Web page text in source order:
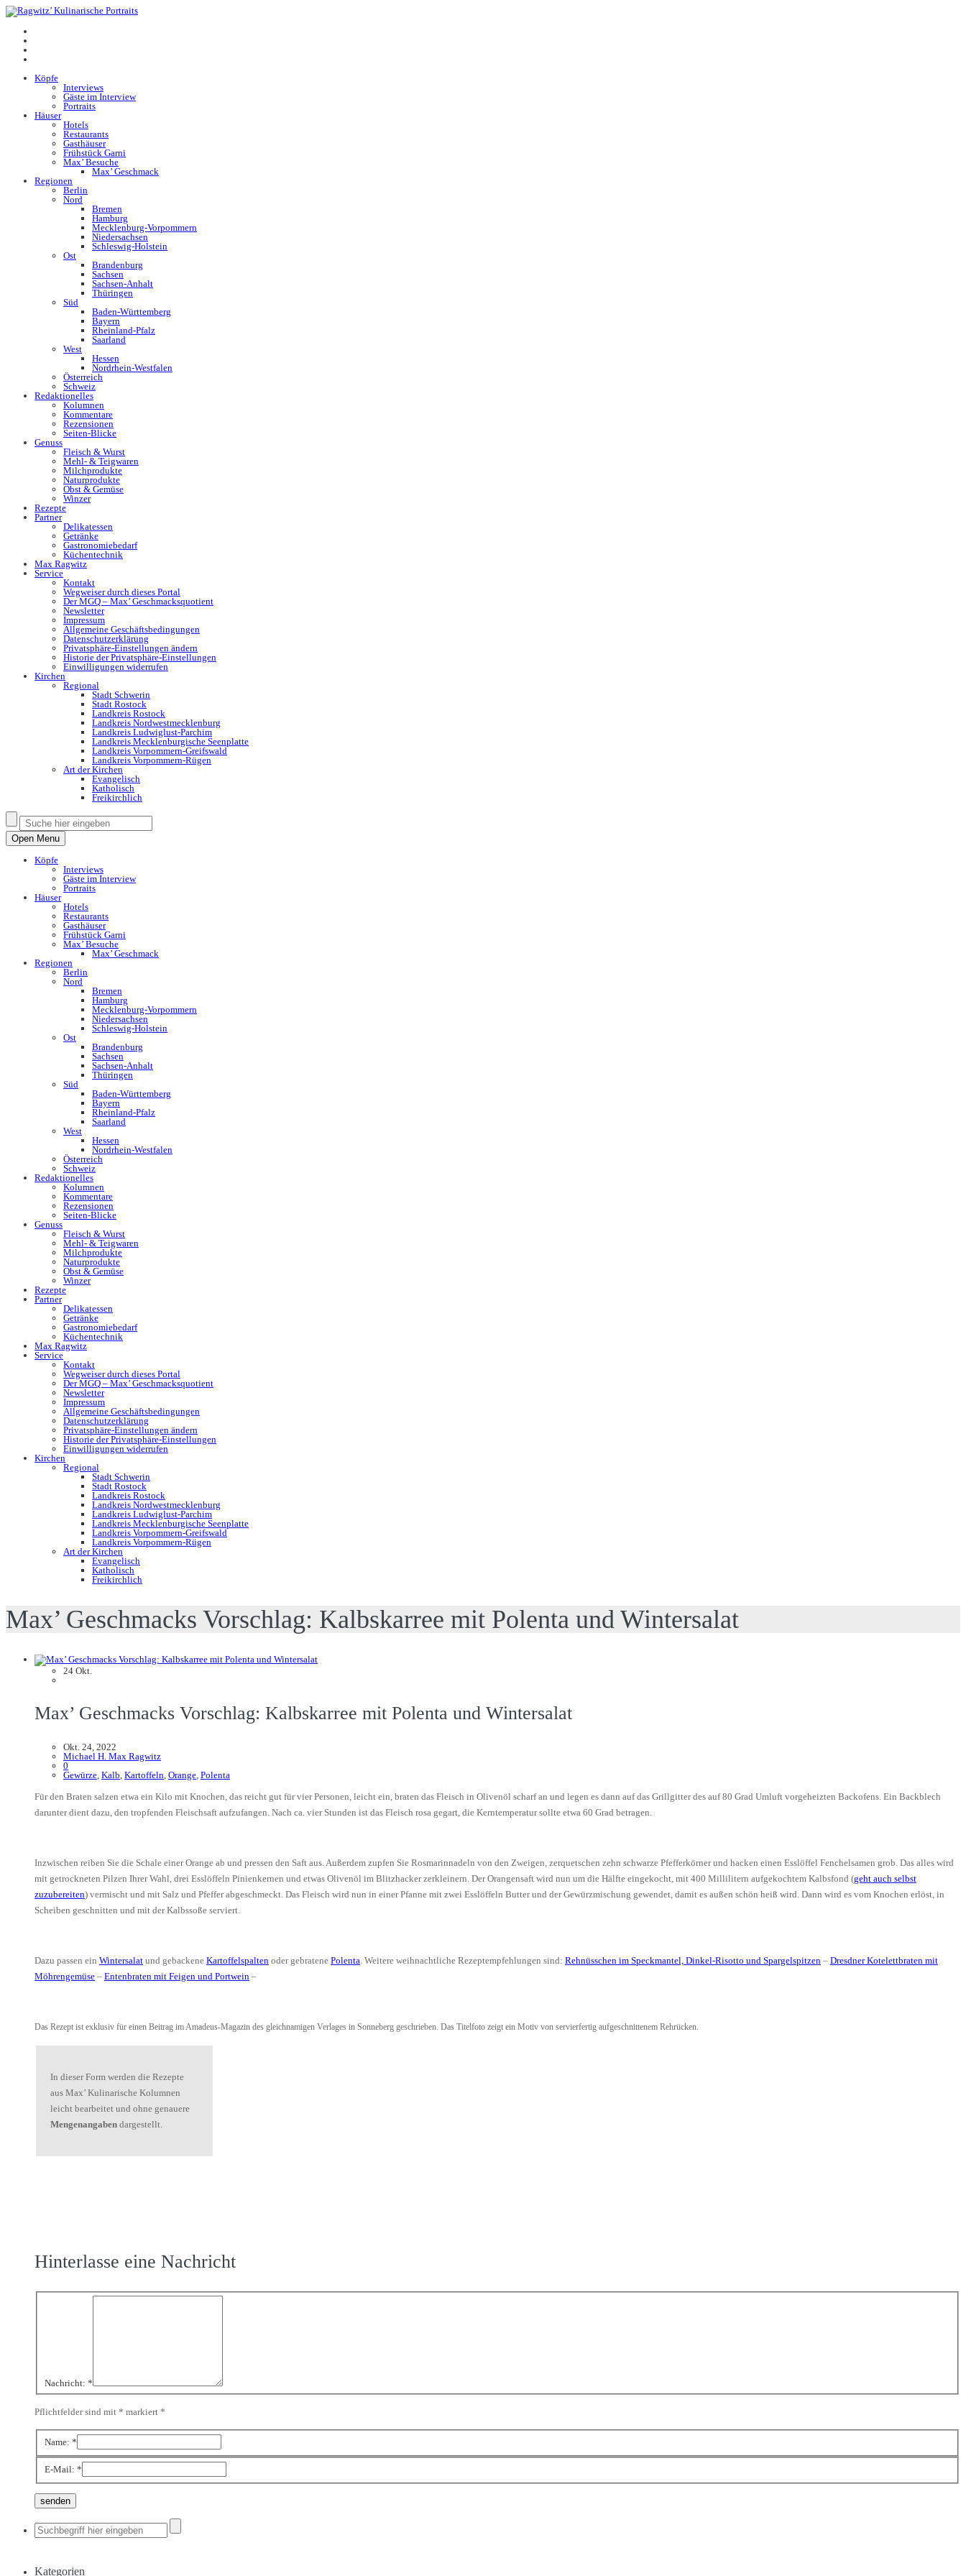
Köpfe
Interviews
Gäste im Interview
Portraits
Häuser
Hotels
Restaurants
Gasthäuser
Frühstück Garni
Max’ Besuche
Max’ Geschmack
Regionen
Berlin
Nord
Bremen
Hamburg
Mecklenburg-Vorpommern
Niedersachsen
Schleswig-Holstein
Ost
Brandenburg
Sachsen
Sachsen-Anhalt
Thüringen
Süd
Baden-Württemberg
Bayern
Rheinland-Pfalz
Saarland
West
Hessen
Nordrhein-Westfalen
Österreich
Schweiz
Redaktionelles
Kolumnen
Kommentare
Rezensionen
Seiten-Blicke
Genuss
Fleisch & Wurst
Mehl- & Teigwaren
Milchprodukte
Naturprodukte
Obst & Gemüse
Winzer
Rezepte
Partner
Delikatessen
Getränke
Gastronomiebedarf
Küchentechnik
Max Ragwitz
Service
Kontakt
Wegweiser durch dieses Portal
Der MGQ – Max’ Geschmacksquotient
Newsletter
Impressum
Allgemeine Geschäftsbedingungen
Datenschutzerklärung
Privatsphäre-Einstellungen ändern
Historie der Privatsphäre-Einstellungen
Einwilligungen widerrufen
Kirchen
Regional
Stadt Schwerin
Stadt Rostock
Landkreis Rostock
Landkreis Nordwestmecklenburg
Landkreis Ludwiglust-Parchim
Landkreis Mecklenburgische Seenplatte
Landkreis Vorpommern-Greifswald
Landkreis Vorpommern-Rügen
Art der Kirchen
Evangelisch
Katholisch
Freikirchlich
Open Menu
Köpfe
Interviews
Gäste im Interview
Portraits
Häuser
Hotels
Restaurants
Gasthäuser
Frühstück Garni
Max’ Besuche
Max’ Geschmack
Regionen
Berlin
Nord
Bremen
Hamburg
Mecklenburg-Vorpommern
Niedersachsen
Schleswig-Holstein
Ost
Brandenburg
Sachsen
Sachsen-Anhalt
Thüringen
Süd
Baden-Württemberg
Bayern
Rheinland-Pfalz
Saarland
West
Hessen
Nordrhein-Westfalen
Österreich
Schweiz
Redaktionelles
Kolumnen
Kommentare
Rezensionen
Seiten-Blicke
Genuss
Fleisch & Wurst
Mehl- & Teigwaren
Milchprodukte
Naturprodukte
Obst & Gemüse
Winzer
Rezepte
Partner
Delikatessen
Getränke
Gastronomiebedarf
Küchentechnik
Max Ragwitz
Service
Kontakt
Wegweiser durch dieses Portal
Der MGQ – Max’ Geschmacksquotient
Newsletter
Impressum
Allgemeine Geschäftsbedingungen
Datenschutzerklärung
Privatsphäre-Einstellungen ändern
Historie der Privatsphäre-Einstellungen
Einwilligungen widerrufen
Kirchen
Regional
Stadt Schwerin
Stadt Rostock
Landkreis Rostock
Landkreis Nordwestmecklenburg
Landkreis Ludwiglust-Parchim
Landkreis Mecklenburgische Seenplatte
Landkreis Vorpommern-Greifswald
Landkreis Vorpommern-Rügen
Art der Kirchen
Evangelisch
Katholisch
Freikirchlich
Max’ Geschmacks Vorschlag: Kalbskarree mit Polenta und Wintersalat
24 Okt.
Max’ Geschmacks Vorschlag: Kalbskarree mit Polenta und Wintersalat
Okt. 24, 2022
Michael H. Max Ragwitz
0
Gewürze Kalb Kartoffeln Orange Polenta
Für den Braten salzen etwa ein Kilo mit Knochen, das reicht gut für vier Personen, leicht ein, braten das Fleisch in Olivenöl scharf an und legen es dann auf das Grillgitter des auf 80 Grad Umluft vorgeheizten Backofens. Ein Backblech
darunter dient dazu, den tropfenden Fleischsaft aufzufangen. Nach ca. vier Stunden ist das Fleisch rosa gegart, die Kerntemperatur sollte etwa 60 Grad betragen.
Inzwischen reiben Sie die Schale einer Orange ab und pressen den Saft aus. Außerdem zupfen Sie Rosmarinnadeln von den Zweigen, zerquetschen zehn schwarze Pfefferkörner und hacken einen Esslöffel Fenchelsamen grob. Das alles wird
mit getrockneten Pilzen Ihrer Wahl, drei Esslöffeln Pinienkernen und etwas Olivenöl im Blitzhacker zerkleinern. Der Orangensaft wird nun um die Hälfte eingekocht, mit 400 Millilitern aufgekochtem Kalbsfond (geht auch selbst
zuzubereiten) vermischt und mit Salz und Pfeffer abgeschmeckt. Das Fleisch wird nun in einer Pfanne mit zwei Esslöffeln Butter und der Gewürzmischung gewendet, damit es außen schön heiß wird. Dann wird es vom Knochen erlöst, in
Scheiben geschnitten und mit der Kalbssoße serviert.
Dazu passen ein Wintersalat und gebackene Kartoffelspalten oder gebratene Polenta . Weitere weihnachtliche Rezeptempfehlungen sind: Rehnüsschen im Speckmantel, Dinkel-Risotto und Spargelspitzen – Dresdner Kotelettbraten mit
Möhrengemüse – Entenbraten mit Feigen und Portwein –
Das Rezept ist exklusiv für einen Beitrag im Amadeus-Magazin des gleichnamigen Verlages in Sonneberg geschrieben. Das Titelfoto zeigt ein Motiv von servierfertig aufgeschnittenem Rehrücken.
In dieser Form werden die Rezepte
aus Max’ Kulinarische Kolumnen
leicht bearbeitet und ohne genauere
Mengenangaben dargestellt.
Hinterlasse eine Nachricht
Nachricht: *
Pflichtfelder sind mit * markiert *
Name: *
E-Mail: *
Kategorien